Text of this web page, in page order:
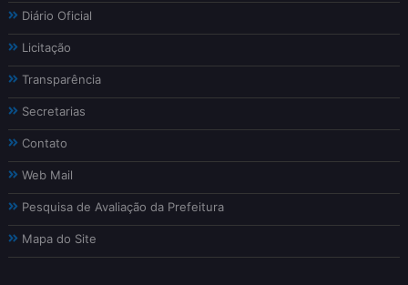
Diário Oficial
Licitação
Transparência
Secretarias
Contato
Web Mail
Pesquisa de Avaliação da Prefeitura
Mapa do Site